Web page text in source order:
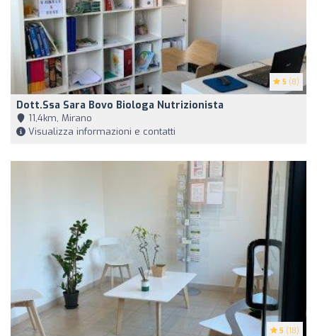
5 (8)
Dott.ssa Sara Bovo Biologa Nutrizionista
11,4km, Mirano
Visualizza informazioni e contatti
5 (18)